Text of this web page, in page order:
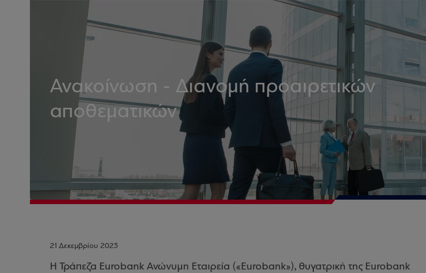
Ανακοίνωση - Διανομή προαιρετικών
αποθεματικών
21 Δεκεμβρίου 2023
Η Τράπεζα Eurobank Ανώνυμη Εταιρεία («Eurobank»), θυγατρική της Eurobank